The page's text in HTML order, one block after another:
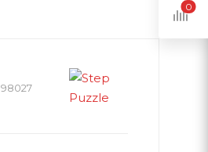
98027
0